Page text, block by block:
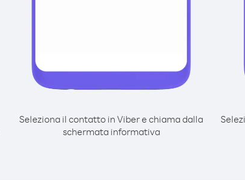
Seleziona il contatto in Viber e chiama dalla
schermata informativa